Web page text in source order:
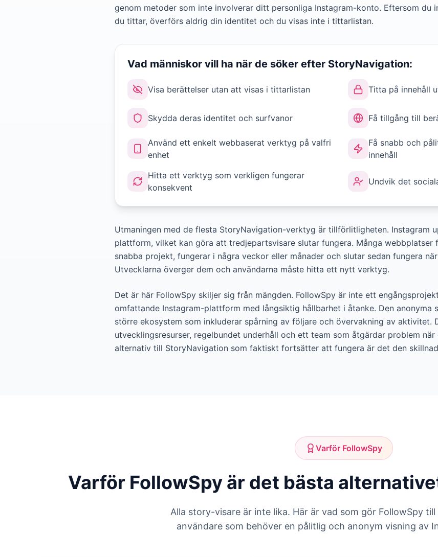
genom metoder som inte involverar ditt personliga Instagram-konto. Eftersom du
du tittar, överförs aldrig din identitet och du visas inte i tittarlistan.
Vad människor vill ha när de söker efter StoryNavigation:
Visa berättelser utan att visas i tittarlistan Titta på innehåll
Skydda deras identitet och surfvanor Få tillgång till
Använd ett enkelt webbaserat verktyg på valfri
enhet
Få snabb och
innehåll
Hitta ett verktyg som verkligen fungerar
konsekvent
Undvik det
Utmaningen med de flesta StoryNavigation-verktyg är tillförlitligheten. Instagram
plattform, vilket kan göra att tredjepartsvisare slutar fungera. Många webbplatser
snabba projekt, fungerar i några veckor eller månader och slutar sedan fungera
Utvecklarna överger dem och användarna måste hitta ett nytt verktyg.
Det är här FollowSpy skiljer sig från mängden. FollowSpy är inte ett
omfattande Instagram-plattform med långsiktig hållbarhet i åtanke. Den anonyma
större ekosystem som inkluderar spårning av följare och övervakning av aktivitet.
utvecklingsresurser, regelbundet underhåll och ett team som åtgärdar problem
alternativ till StoryNavigation som faktiskt fortsätter att fungera är det den
Varför FollowSpy
Varför FollowSpy är det bästa
Alla story-visare är inte lika. Här är vad som gör FollowSpy
användare som behöver en pålitlig och anonym visning av